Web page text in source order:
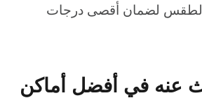
لضمان أقصى درجات
عنه في أفضل أماكن